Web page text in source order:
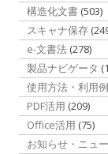
構造化文書 (503)
スキャナ保存
e-文書法 (278)
製品ナビゲータ
使用方法・利用例
PDF活用 (209)
Office活用 (75)
お知らせ・ニュ